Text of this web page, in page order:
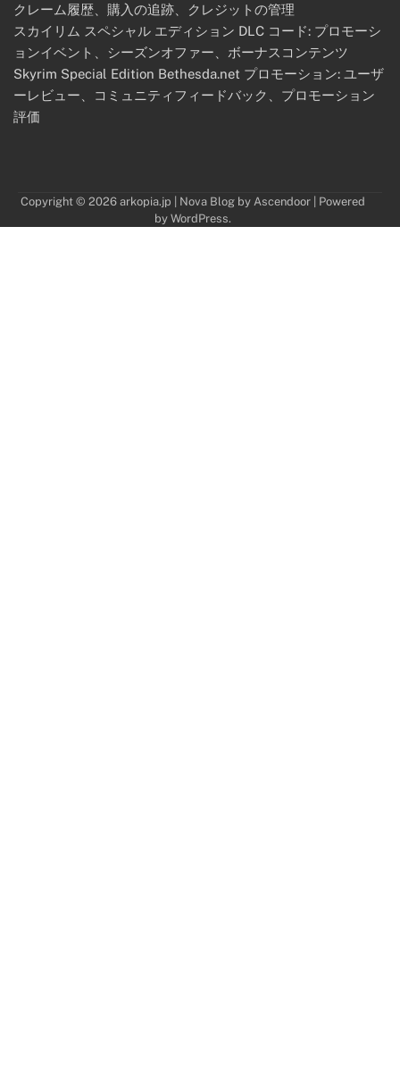
クレーム履歴、購入の追跡、クレジットの管理
スカイリム スペシャル エディション DLC コード: プロモーシ
ョンイベント、シーズンオファー、ボーナスコンテンツ
Skyrim Special Edition Bethesda.net プロモーション: ユーザ
ーレビュー、コミュニティフィードバック、プロモーション
評価
Copyright © 2026 arkopia.jp | Nova Blog by Ascendoor | Powered
by WordPress.